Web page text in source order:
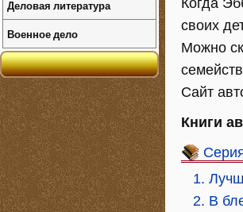
Когда
своих
Можно
Сайт
Книги
1.
2. В
Деловая литература
Военное дело